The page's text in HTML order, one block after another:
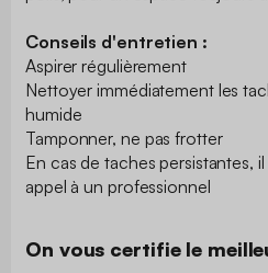
Conseils d'entretien :
Aspirer régulièrement
Nettoyer immédiatement les
humide
Tamponner, ne pas frotter
En cas de taches persistantes,
appel à un professionnel
On vous certifie le